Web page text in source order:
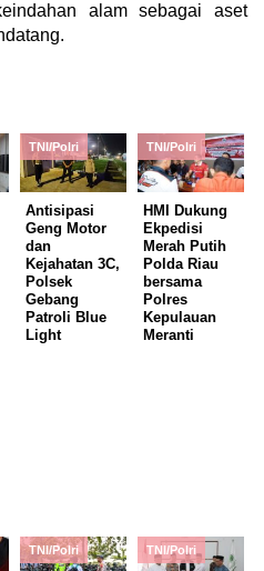
alam sebagai aset
TNI/Polri
Antisipasi
Geng Motor
dan
Kejahatan 3C,
Polsek
Gebang
Patroli Blue
Light
TNI/Polri
HMI Dukung
Ekpedisi
Merah Putih
Polda Riau
bersama
Polres
Kepulauan
Meranti
TNI/Polri TNI/Polri